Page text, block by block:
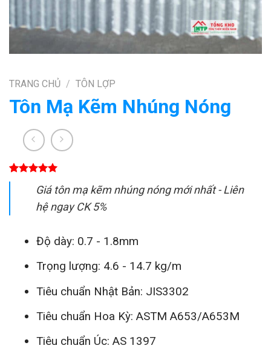
TRANG CHỦ / TÔN LỢP
Tôn Mạ Kẽm Nhúng Nóng
5.00
dựa trên
1
đánh giá
Giá tôn mạ kẽm nhúng nóng mới nhất - Liên
hệ ngay CK 5%
Độ dày: 0.7 - 1.8mm
Trọng lượng: 4.6 - 14.7 kg/m
Tiêu chuẩn Nhật Bản: JIS3302
Tiêu chuẩn Hoa Kỳ: ASTM A653/A653M
Tiêu chuẩn Úc: AS 1397